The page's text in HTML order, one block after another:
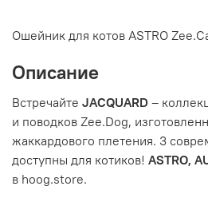
Ошейник для котов ASTRO
Описание
Встречайте JACQUARD –
и поводков Zee.Dog,
жаккардового плетения. 3
доступны для котиков! ASTRO,
в hoog.store.